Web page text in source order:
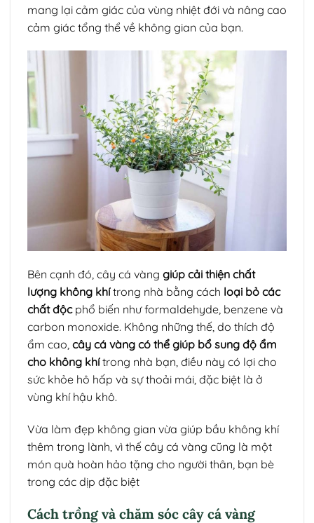
mang lại cảm giác của vùng nhiệt đới và nâng cao
cảm giác tổng thể về không gian của bạn.
Bên cạnh đó, cây cá vàng giúp cải thiện chất
lượng không khítrong nhà bằng cách loại bỏ các
chất độcphổ biến như formaldehyde, benzene và
carbon monoxide. Không những thế, do thích độ
ẩm cao, cây cá vàng có thể giúp bổ sung độ ẩm
cho không khítrong nhà bạn, điều này có lợi cho
sức khỏe hô hấp và sự thoải mái, đặc biệt là ở
vùng khí hậu khô.
Vừa làm đẹp không gian vừa giúp bầu không khí
thêm trong lành, vì thế cây cá vàng cũng là một
món quà hoàn hảo tặng cho người thân, bạn bè
trong các dịp đặc biệt
Cách trồng và chăm sóc cây cá vàng